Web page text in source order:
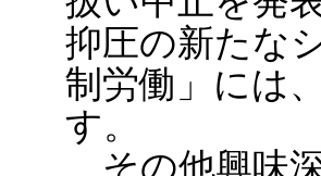
抑圧の新たな
制労働」には
す。
その他興味